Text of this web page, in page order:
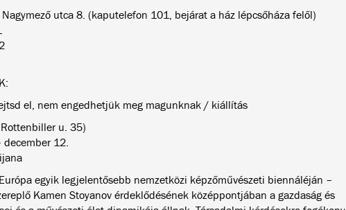
utca 8. (kaputelefon 101, bejárat a ház lépcsőháza felől)
el, nem engedhetjük meg magunknak / kiállítás
u. 35)
12.
egyik legjelentősebb nemzetközi képzőművészeti biennáléján –
Kamen Stoyanov érdeklődésének középpontjában a gazdaság és